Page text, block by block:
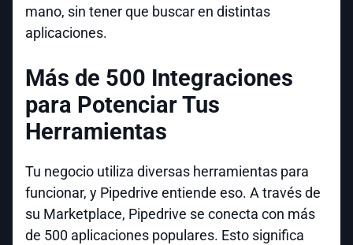
mano, sin tener que buscar en distintas
aplicaciones.
Más de 500 Integraciones
para Potenciar Tus
Herramientas
Tu negocio utiliza diversas herramientas para
funcionar, y Pipedrive entiende eso. A través de
su Marketplace, Pipedrive se conecta con más
de 500 aplicaciones populares. Esto significa